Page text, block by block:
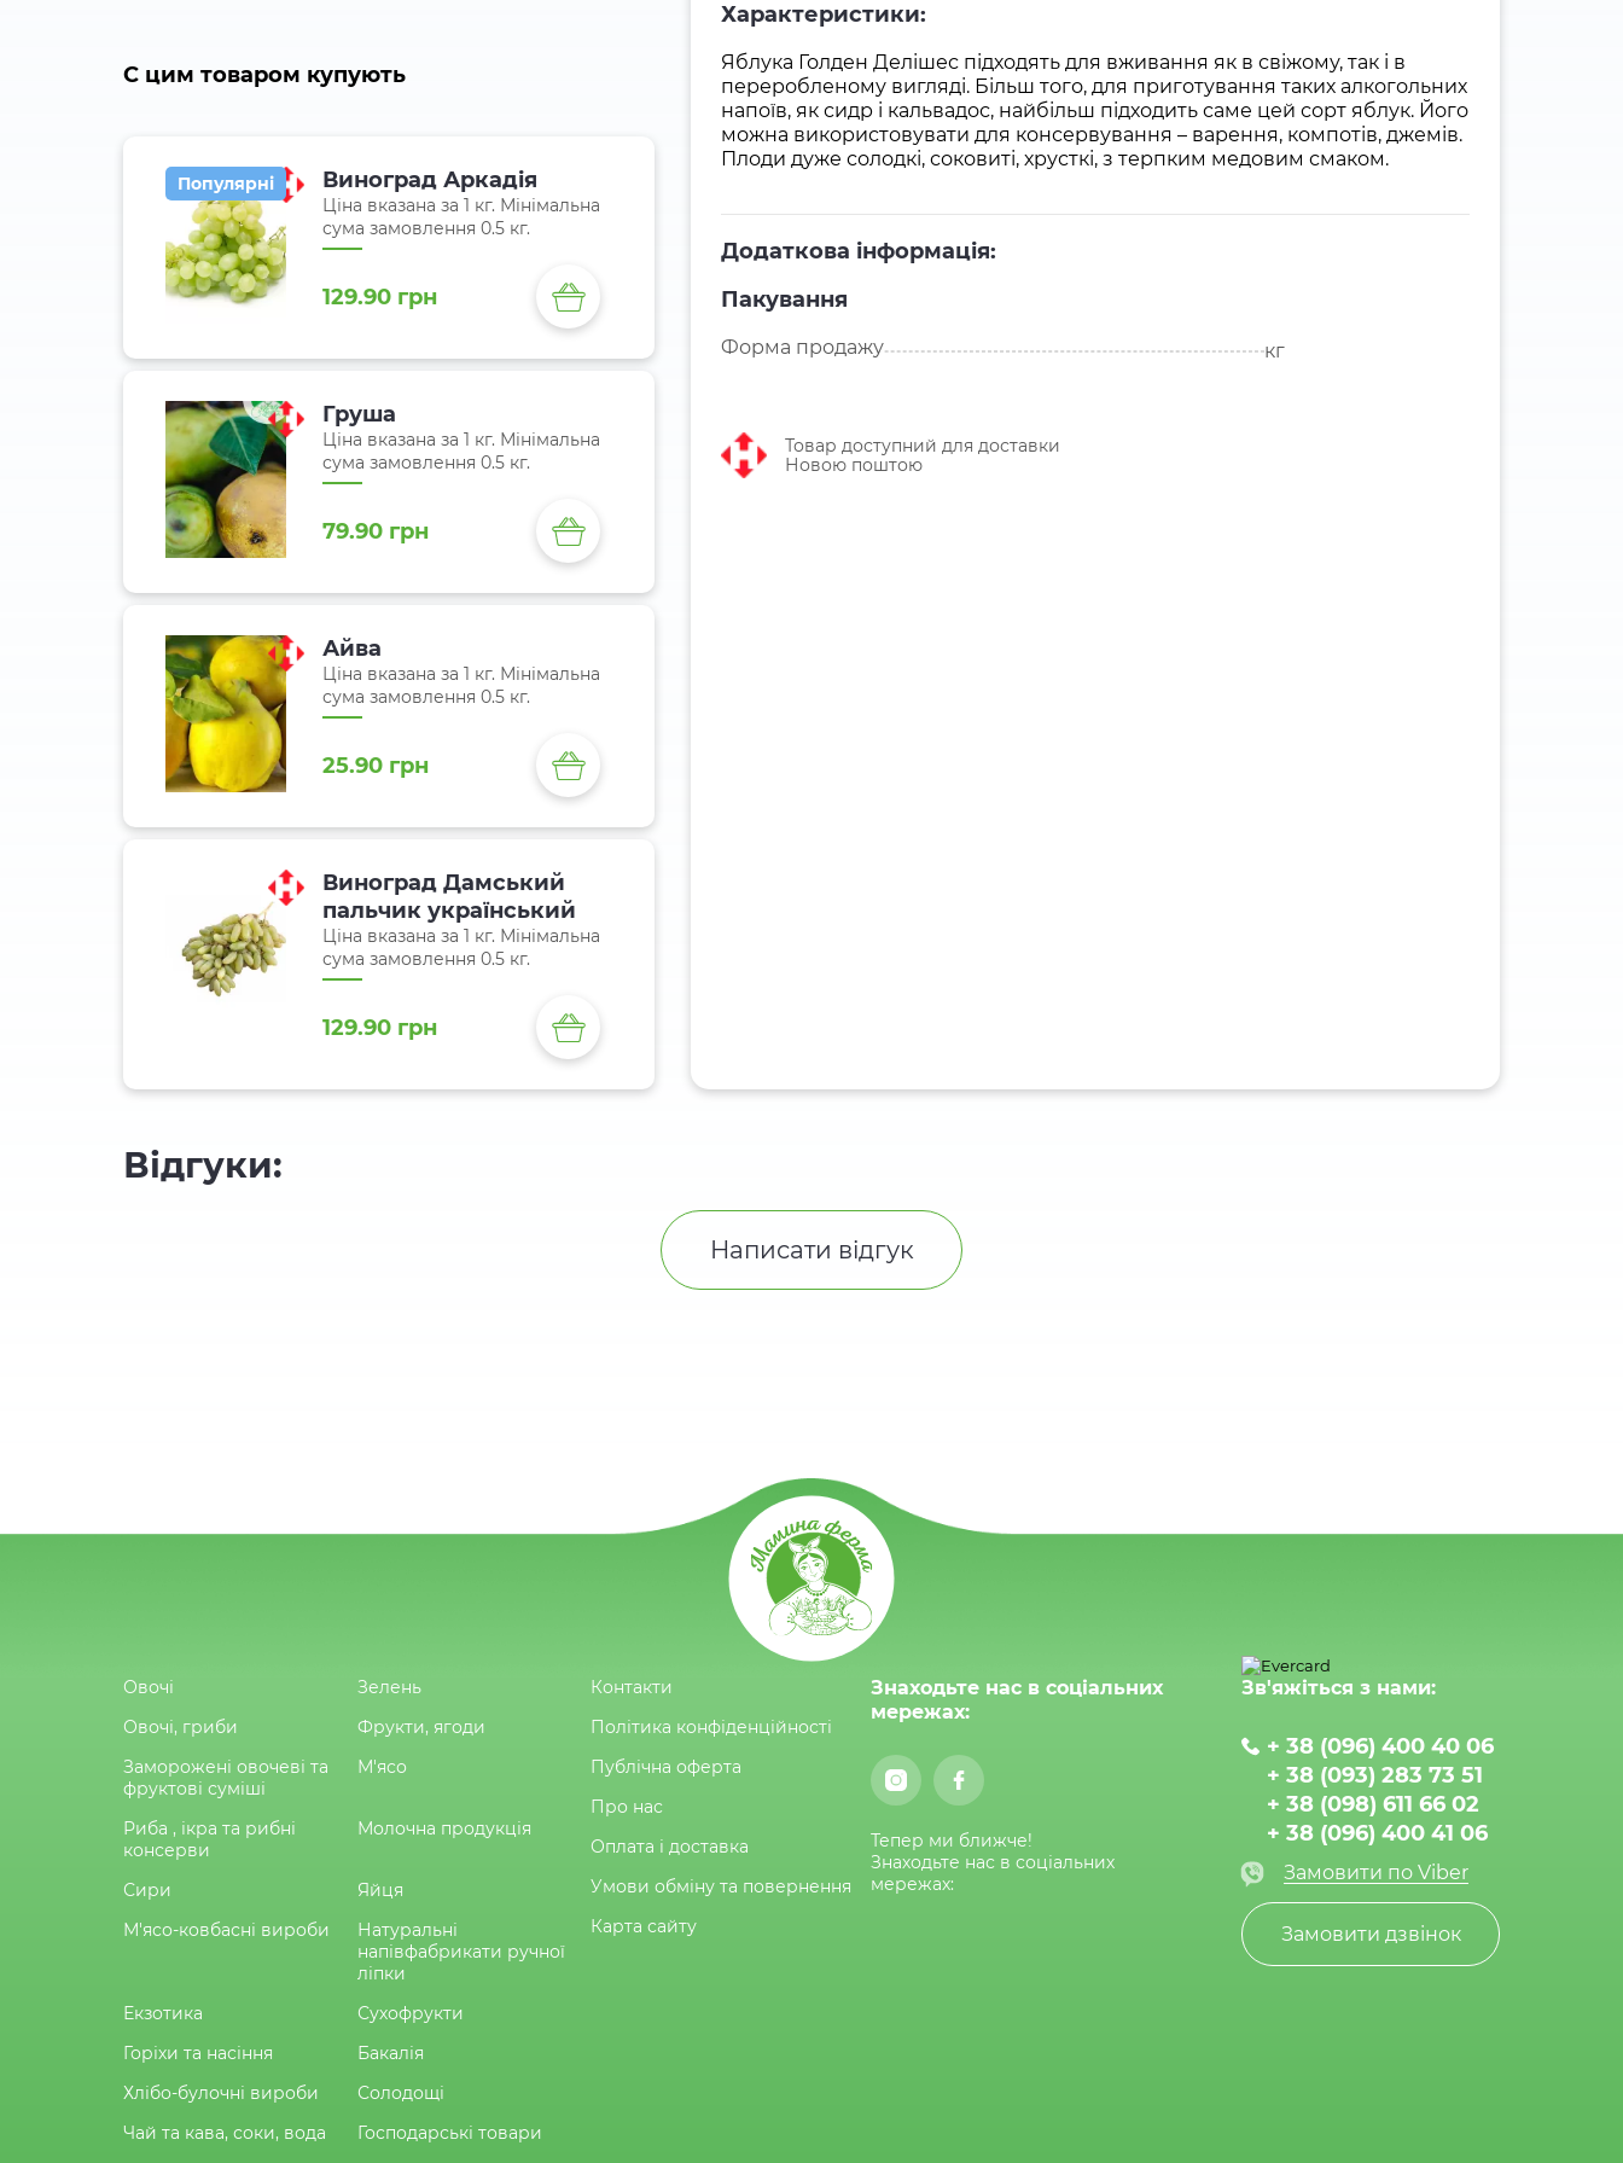
C цим товаром купують
Популярні Виноград Аркадія
Ціна вказана за 1 кг. Мінімальна
сума замовлення 0.5 кг.
129.90 грн
Груша
Ціна вказана за 1 кг. Мінімальна
сума замовлення 0.5 кг.
79.90 грн
Айва
Ціна вказана за 1 кг. Мінімальна
сума замовлення 0.5 кг.
25.90 грн
Виноград Дамський
пальчик український
Ціна вказана за 1 кг. Мінімальна
сума замовлення 0.5 кг.
129.90 грн
Характеристики:
Яблука Голден Делішес підходять для вживання як в свіжому, так і в
переробленому вигляді. Більш того, для приготування таких алкогольних
напоїв, як сидр і кальвадос, найбільш підходить саме цей сорт яблук. Його
можна використовувати для консервування – варення, компотів, джемів.
Плоди дуже солодкі, соковиті, хрусткі, з терпким медовим смаком.
Додаткова інформація:
Пакування
Форма продажу кг
Товар доступний для доставки
Новою поштою
Відгуки:
Написати відгук
Овочі
Зелень
Овочі, гриби
Фрукти, ягоди
Заморожені овочеві та
фруктові суміші
М'ясо
Риба , ікра та рибні
консерви
Молочна продукція
Сири
Яйця
М'ясо-ковбасні вироби
Натуральні
напівфабрикати ручної
ліпки
Екзотика
Сухофрукти
Горіхи та насіння
Бакалія
Хлібо-булочні вироби
Солодощі
Чай та кава, соки, вода
Господарські товари
Контакти
Політика конфіденційності
Публічна оферта
Про нас
Оплата і доставка
Умови обміну та повернення
Карта сайту
Знаходьте нас в соціальних
мережах:
Тепер ми ближче!
Знаходьте нас в соціальних
мережах:
Зв'яжіться з нами:
+ 38 (096) 400 40 06
+ 38 (093) 283 73 51
+ 38 (098) 611 66 02
+ 38 (096) 400 41 06
Замовити по Viber
Замовити дзвінок